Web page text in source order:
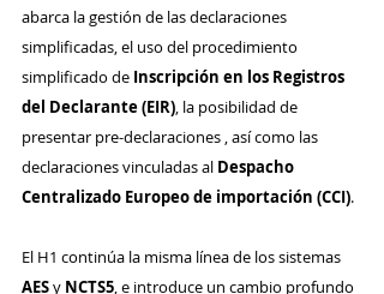
abarca la gestión de las declaraciones
simplificadas, el uso del procedimiento
simplificado de Inscripción en los Registros
del Declarante (EIR), la posibilidad de
presentar pre-declaraciones , así como las
declaraciones vinculadas al Despacho
Centralizado Europeo de importación (CCI).
El H1 continúa la misma línea de los sistemas
AES y NCTS5, e introduce un cambio profundo